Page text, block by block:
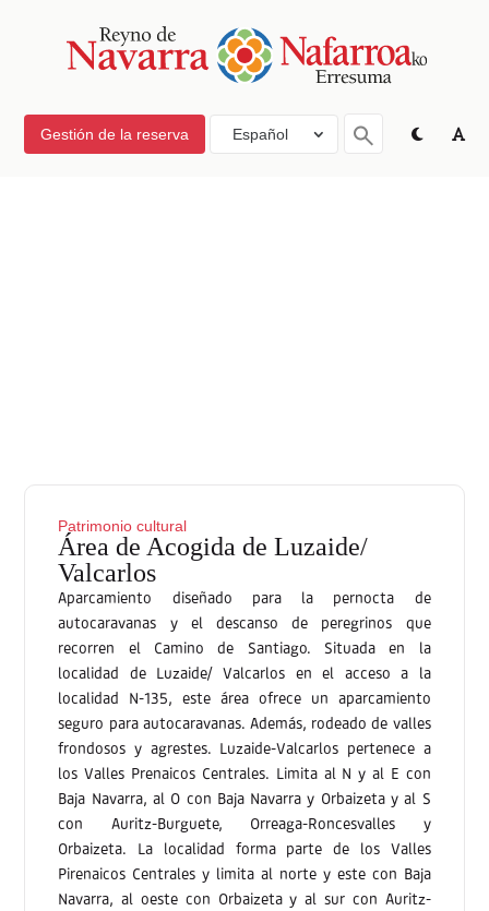
Gestión de la reserva Español
Patrimonio cultural
Área de Acogida de Luzaide/
Valcarlos
Aparcamiento diseñado para la pernocta de
autocaravanas y el descanso de peregrinos que
recorren el Camino de Santiago. Situada en la
localidad de Luzaide/ Valcarlos en el acceso a la
localidad N-135, este área ofrece un aparcamiento
seguro para autocaravanas. Además, rodeado de valles
frondosos y agrestes. Luzaide-Valcarlos pertenece a
los Valles Prenaicos Centrales. Limita al N y al E con
Baja Navarra, al O con Baja Navarra y Orbaizeta y al S
con Auritz-Burguete, Orreaga-Roncesvalles y
Orbaizeta. La localidad forma parte de los Valles
Pirenaicos Centrales y limita al norte y este con Baja
Navarra, al oeste con Orbaizeta y al sur con Auritz-